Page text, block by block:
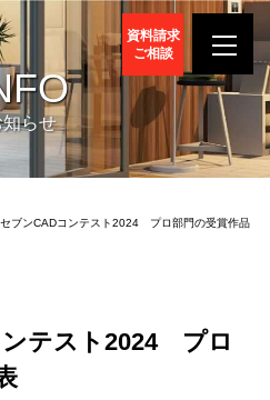
資料請求
ご相談
知らせ
ブンCADコンテスト2024 プロ部門の受賞作品
テスト2024 プロ